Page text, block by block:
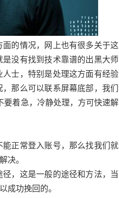
的情况，网上也有很多关于这
没有找到技术靠谱的出黑大师
士，特别是处理这方面有经验
那么可以联系屏幕底部，我们
要着急，冷静处理，方可快速解
正常登入账号，那么找我们就
决。
，这是一般的途径和方法，当
成功挽回的。